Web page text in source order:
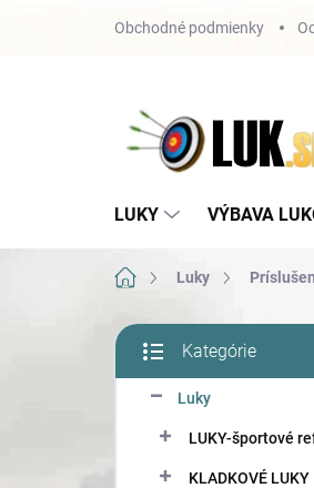
Obchodné podmienky
LUKY VÝBAVA
DomovLuky
B
č
kategórie
Kategórie
Luky
LUKY-športové
KLADKOVÉ LUKY